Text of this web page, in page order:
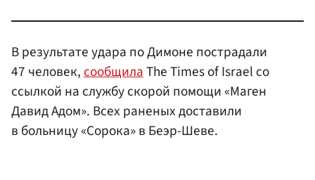
В результате удара по Димоне пострадали
47 человек, сообщилаThe Times of Israel со
ссылкой на службу скорой помощи «Маген
Давид Адом». Всех раненых доставили
в больницу «Сорока» в Беэр-Шеве.